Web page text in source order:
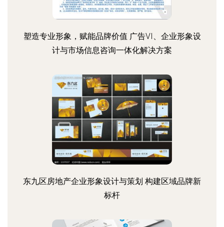
塑造专业形象，赋能品牌价值 广告VI、企业形象设
计与市场信息咨询一体化解决方案
东九区房地产企业形象设计与策划 构建区域品牌新
标杆